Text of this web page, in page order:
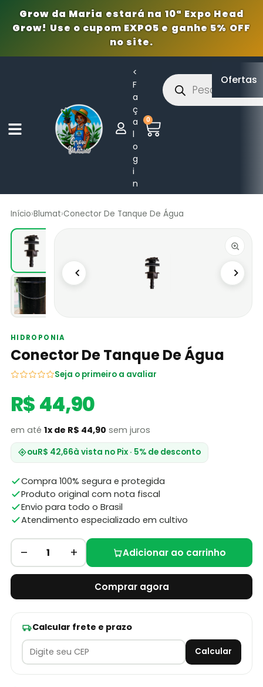
Grow da Maria estará na 10ª Expo Head
Grow! Use o cupom EXPO5 e ganhe 5% OFF
no site.
<
F
a
ç
a
l
o
g
i
n
0
Ofertas
Início›Blumat›Conector De Tanque De Água
HIDROPONIA
Conector De Tanque De Água
Seja o primeiro a avaliar
R$ 44,90
em até 1x de R$ 44,90 sem juros
ouR$ 42,66à vista no Pix · 5% de desconto
Compra 100% segura e protegida
Produto original com nota fiscal
Envio para todo o Brasil
Atendimento especializado em cultivo
– 1 + Adicionar ao carrinho
Comprar agora
Calcular frete e prazo
Calcular